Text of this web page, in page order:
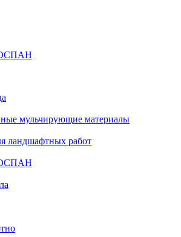
мульчирующие материалы
ландшафтных работ